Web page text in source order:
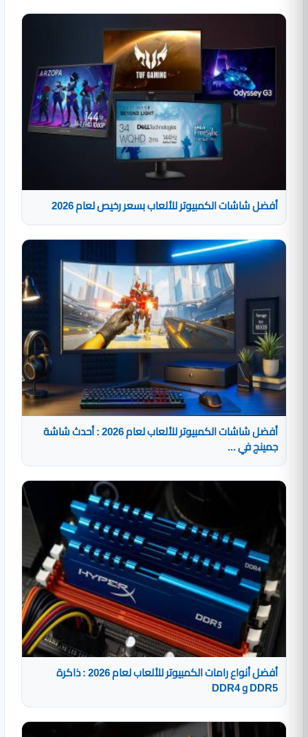
أفضل شاشات الكمبيوتر للألعاب بسعر رخيص لعام 2026
أفضل شاشات الكمبيوتر للألعاب لعام 2026 : أحدث شاشة
جمينج في ...
أفضل أنواع رامات الكمبيوتر للألعاب لعام 2026 : ذاكرة
DDR5 و DDR4